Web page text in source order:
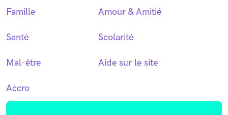
Famille
Santé
Mal-être
Accro
Amour & Amitié
Scolarité
Aide sur le site